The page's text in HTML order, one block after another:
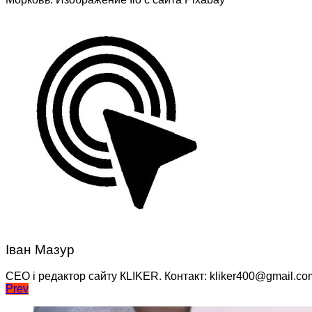
Іван Мазур
CEO і редактор сайту КLIKER. Контакт:
Навігація
Prev